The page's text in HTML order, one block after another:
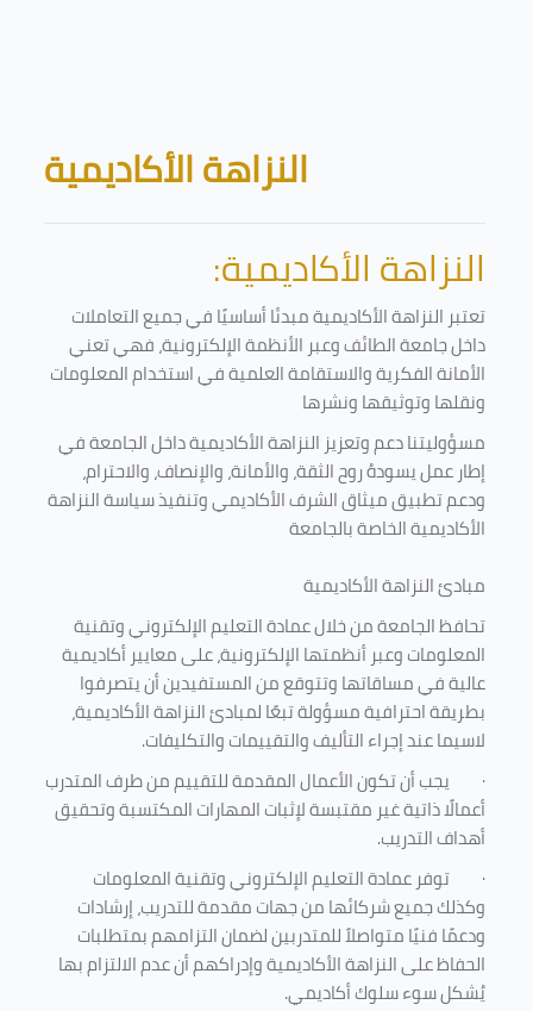
Blocks
النزاهة الأكاديمية
النزاهة الأكاديمية:
تعتبر النزاهة الأكاديمية مبدئا أساسيًا في جميع التعاملات
داخل جامعة الطائف وعبر الأنظمة الإلكترونية، فهي تعني
الأمانة الفكرية والاستقامة العلمية في استخدام المعلومات
ونقلها وتوثيقها ونشرها
مسؤوليتنا دعم وتعزيز النزاهة الأكاديمية داخل الجامعة في
إطار عمل يسودهُ روح الثقة، والأمانة، والإنصاف، والاحترام،
ودعم تطبيق ميثاق الشرف الأكاديمي وتنفيذ سياسة النزاهة
الأكاديمية الخاصة بالجامعة
مبادئ النزاهة الأكاديمية
تحافظ الجامعة من خلال عمادة التعليم الإلكتروني وتقنية
المعلومات وعبر أنظمتها الإلكترونية، على معايير أكاديمية
عالية في مساقاتها وتتوقع من المستفيدين أن يتصرفوا
بطريقة احترافية مسؤولة تبعًا لمبادئ النزاهة الأكاديمية،
لاسيما عند إجراء التأليف والتقييمات والتكليفات.
· يجب أن تكون الأعمال المقدمة للتقييم من طرف المتدرب
أعمالًا ذاتية غير مقتبسة لإثبات المهارات المكتسبة وتحقيق
أهداف التدريب.
· توفر عمادة التعليم الإلكتروني وتقنية المعلومات
وكذلك جميع شركائها من جهات مقدمة للتدريب، إرشادات
ودعمًا فنيًا متواصلاً للمتدربين لضمان التزامهم بمتطلبات
الحفاظ على النزاهة الأكاديمية وإدراكهم أن عدم الالتزام بها
يُشكل سوء سلوك أكاديمي.